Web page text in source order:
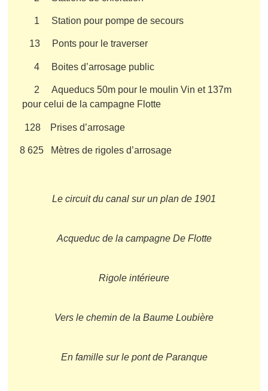
1 Station pour pompe de secours
13 Ponts pour le traverser
4 Boites d’arrosage public
2 Aqueducs 50m pour le moulin Vin et 137m
pour celui de la campagne Flotte
128 Prises d’arrosage
8 625 Mètres de rigoles d’arrosage
Le circuit du canal sur un plan de 1901
Acqueduc de la campagne De Flotte
Rigole intérieure
Vers le chemin de la Baume Loubière
En famille sur le pont de Paranque